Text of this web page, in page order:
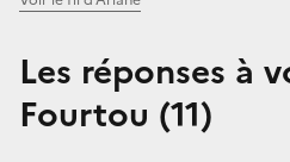
Les réponses à
Fourtou (11)